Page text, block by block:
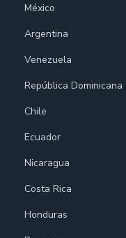
México
Argentina
Venezuela
República Dominicana
Chile
Ecuador
Nicaragua
Costa Rica
Honduras